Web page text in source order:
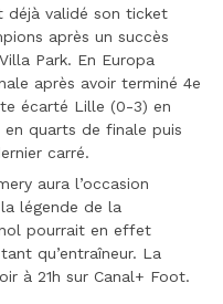
déjà validé son ticket
après un succès
Park. En Europa
après avoir terminé 4e
écarté Lille (0-3) en
quarts de finale puis
carré.
aura l’occasion
légende de la
pourrait en effet
qu’entraîneur. La
à 21h sur Canal+ Foot.